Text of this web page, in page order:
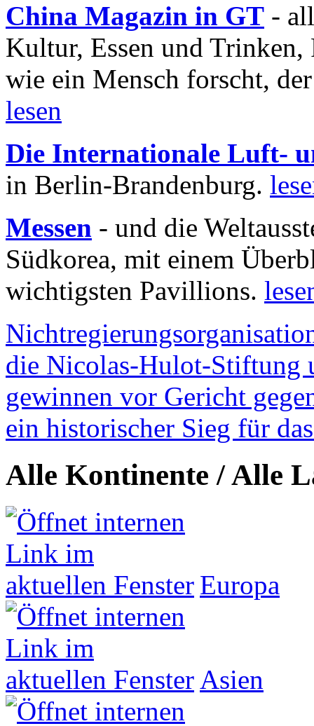
China Magazin in GT -
Kultur, Essen und
wie ein Mensch forscht,
lesen
Die Internationale Luft-
in Berlin-Brandenburg.
Messen - und die
Südkorea, mit einem
wichtigsten Pavillions.
die Nicolas-Hulot-Stiftung
gewinnen vor Gericht
ein historischer Sieg für
Alle Kontinente / Alle
Europa
Asien